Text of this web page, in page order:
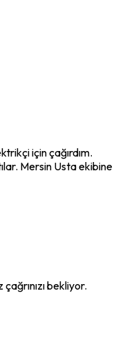
için çağırdım.
Mersin Usta ekibine
bekliyor.